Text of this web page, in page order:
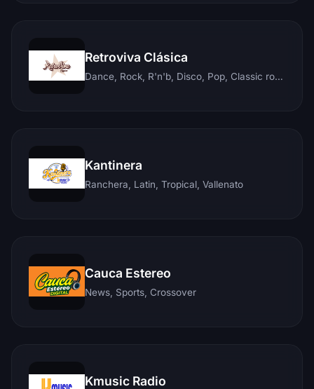
Retroviva Clásica
Dance, Rock, R'n'b, Disco, Pop, Classic rock, Techno, Reggae
Kantinera
Ranchera, Latin, Tropical, Vallenato
Cauca Estereo
News, Sports, Crossover
Kmusic Radio